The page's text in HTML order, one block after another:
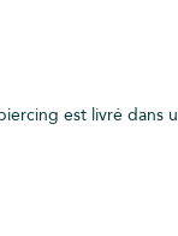
est livré